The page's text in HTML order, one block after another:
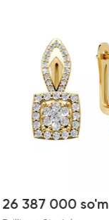
26 387 000 so'm